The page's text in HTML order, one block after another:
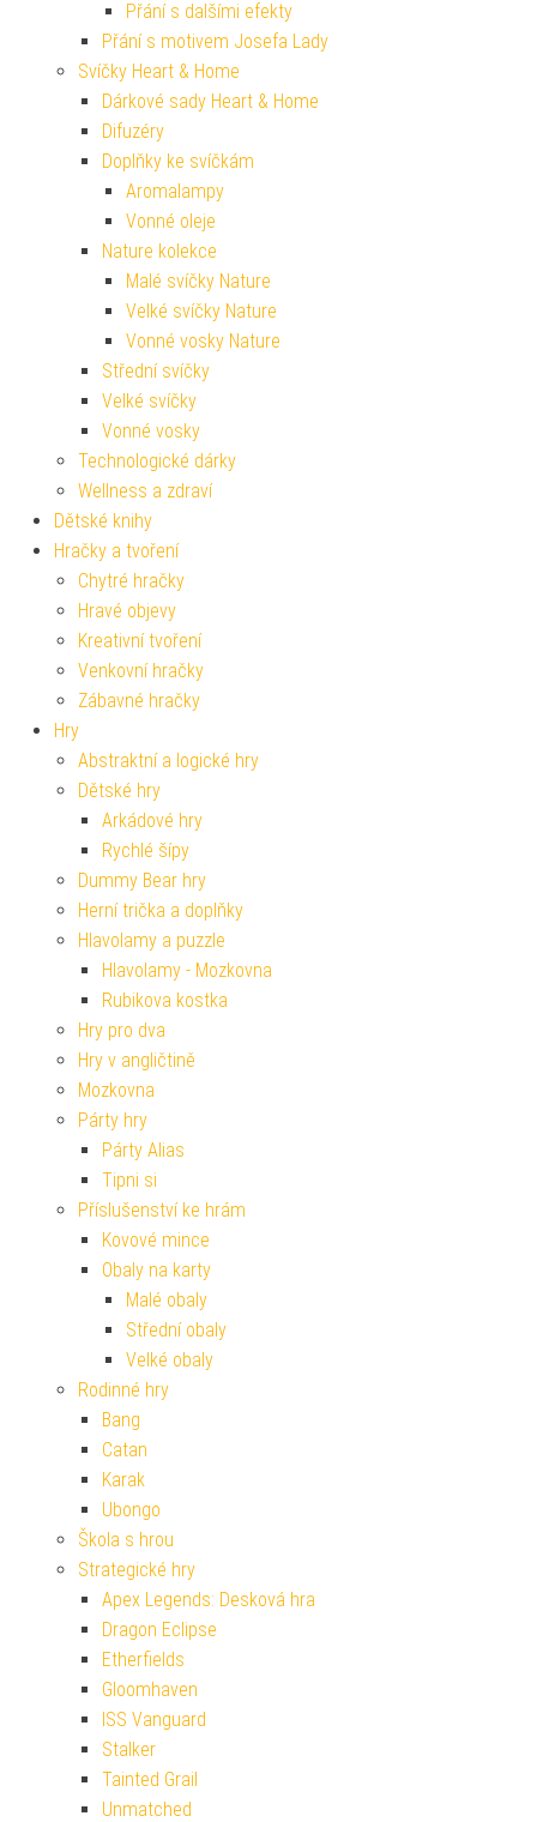
Přání s dalšími efekty
Přání s motivem Josefa Lady
Svíčky Heart & Home
Dárkové sady Heart & Home
Difuzéry
Doplňky ke svíčkám
Aromalampy
Vonné oleje
Nature kolekce
Malé svíčky Nature
Velké svíčky Nature
Vonné vosky Nature
Střední svíčky
Velké svíčky
Vonné vosky
Technologické dárky
Wellness a zdraví
Dětské knihy
Hračky a tvoření
Chytré hračky
Hravé objevy
Kreativní tvoření
Venkovní hračky
Zábavné hračky
Hry
Abstraktní a logické hry
Dětské hry
Arkádové hry
Rychlé šípy
Dummy Bear hry
Herní trička a doplňky
Hlavolamy a puzzle
Hlavolamy - Mozkovna
Rubikova kostka
Hry pro dva
Hry v angličtině
Mozkovna
Párty hry
Párty Alias
Tipni si
Příslušenství ke hrám
Kovové mince
Obaly na karty
Malé obaly
Střední obaly
Velké obaly
Rodinné hry
Bang
Catan
Karak
Ubongo
Škola s hrou
Strategické hry
Apex Legends: Desková hra
Dragon Eclipse
Etherfields
Gloomhaven
ISS Vanguard
Stalker
Tainted Grail
Unmatched